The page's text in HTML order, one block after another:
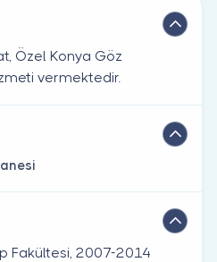
Özel Konya Göz
vermektedir.
Fakültesi, 2007-2014